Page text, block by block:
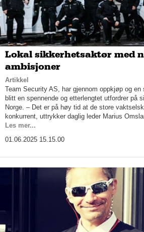
Lokal sikkerhetsaktør med
ambisjoner
Artikkel
Team Security AS, har gjennom oppkjøp og
blitt en spennende og etterlengtet utfordrer på
Norge. – Det er på høy tid at de store
konkurrent, uttrykker daglig leder Marius
Les mer...
01.06.2025 15.15.00